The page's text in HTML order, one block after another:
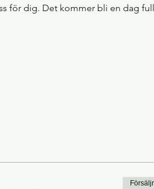
för dig. Det kommer bli en dag